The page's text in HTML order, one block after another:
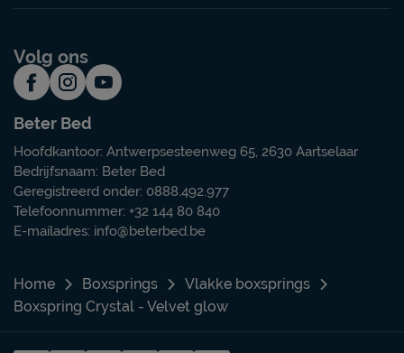
Volg ons
Beter Bed
Hoofdkantoor: Antwerpsesteenweg 65, 2630 Aartselaar
Bedrijfsnaam: Beter Bed
Geregistreerd onder: 0888.492.977
Telefoonnummer: +32 144 80 840
E-mailadres: info@beterbed.be
Home Boxsprings
Vlakke boxsprings
Boxspring Crystal - Velvet glow